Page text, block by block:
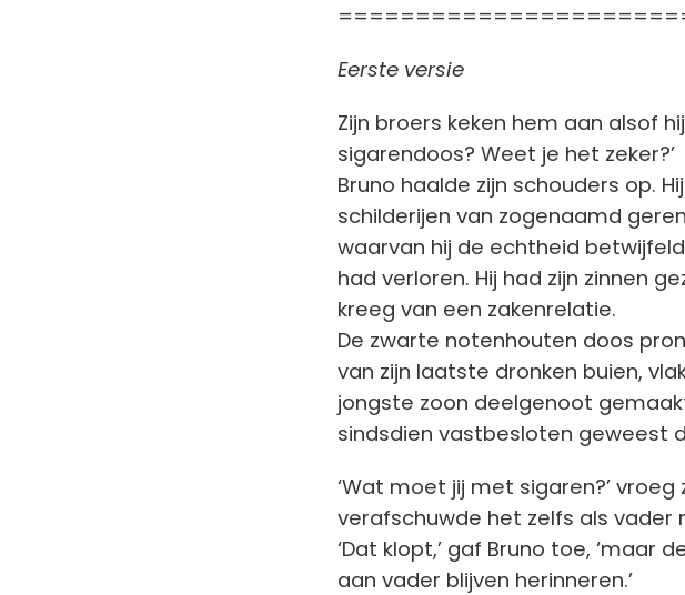
Eerste versie
Zijn broers keken hem aan alsof
sigarendoos? Weet je het zeker?’
Bruno haalde zijn schouders op.
schilderijen van zogenaamd
waarvan hij de echtheid
had verloren. Hij had zijn zinnen
kreeg van een zakenrelatie.
De zwarte notenhouten doos
van zijn laatste dronken buien,
jongste zoon deelgenoot
sindsdien vastbesloten geweest
‘Wat moet jij met sigaren?’
verafschuwde het zelfs als vader
‘Dat klopt,’ gaf Bruno toe, ‘maar
aan vader blijven herinneren.’